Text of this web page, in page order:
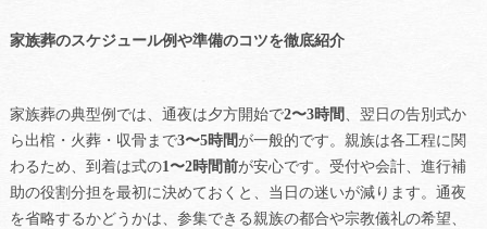
家族葬のスケジュール例や準備のコツを徹底紹介
家族葬の典型例では、通夜は夕方開始で2〜3時間 、翌日の告別式か
ら出棺・火葬・収骨まで3〜5時間が一般的です。親族は各工程に関
わるため、到着は式の1〜2時間前が安心です。受付や会計、進行補
助の役割分担を最初に決めておくと、当日の迷いが減ります。通夜
を省略するかどうかは、参集できる親族の都合や宗教儀礼の希望、